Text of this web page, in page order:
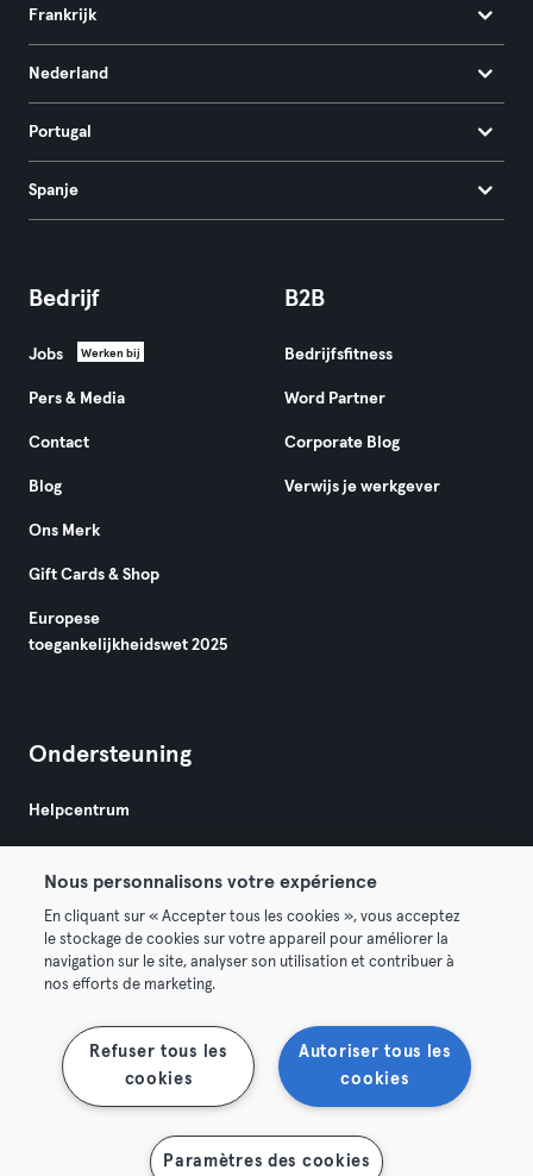
Frankrijk
Nederland
Portugal
Spanje
Bedrijf
Jobs Werken bij
Pers & Media
Contact
Blog
Ons Merk
Gift Cards & Shop
Europese
toegankelijkheidswet 2025
B2B
Bedrijfsfitness
Word Partner
Corporate Blog
Verwijs je werkgever
Ondersteuning
Helpcentrum
Algemene Voorwaarden
Membership opzeggen Trek hier je contract terug
Nous personnalisons votre expérience
En cliquant sur « Accepter tous les cookies », vous acceptez
le stockage de cookies sur votre appareil pour améliorer la
navigation sur le site, analyser son utilisation et contribuer à
nos efforts de marketing.
Autoriser tous les
cookies
Refuser tous les
cookies
Paramètres des cookies